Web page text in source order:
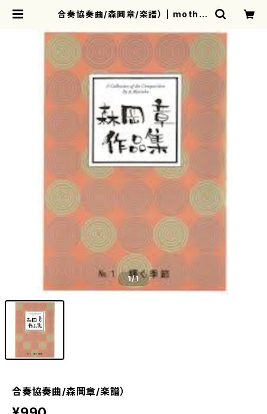
合奏協奏曲/森岡章/楽譜） | mother
1/1
合奏協奏曲/森岡章/楽譜）